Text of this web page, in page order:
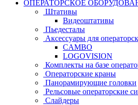
ОПЕРАТОРСКОЕ
Штативы
Видеоштативы
Пьедесталы
Аксессуары для
CAMBO
LOGOVISION
Комплекты на базе
Операторские краны
Панорамирующие головки
Рельсовые операторские
Слайдеры